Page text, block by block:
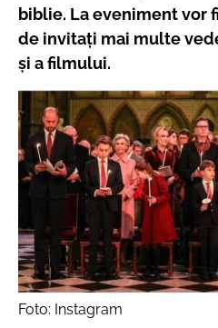
biblie. La eveniment vor
de invitaţi mai multe
şi a filmului.
Foto: Instagram